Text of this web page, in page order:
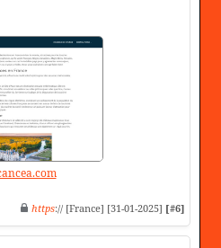
https:// [France] [31-01-2025] [#6]